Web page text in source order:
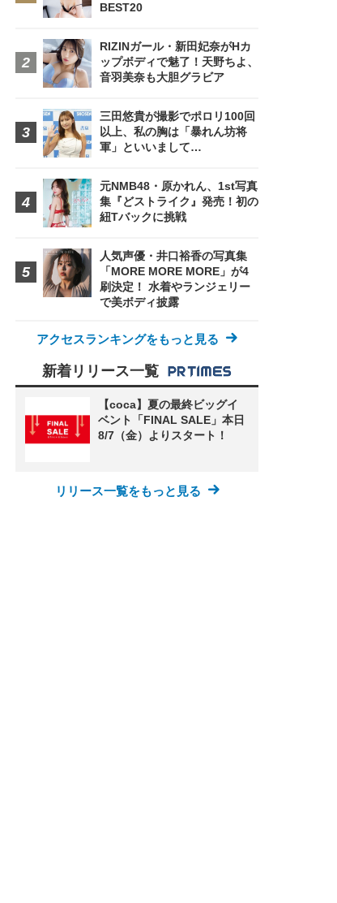
BEST20
RIZINガール・新田妃奈がHカ
ップボディで魅了！天野ちよ、
音羽美奈も大胆グラビア
三田悠貴が撮影でポロリ100回
以上、私の胸は「暴れん坊将
軍」といいまして…
元NMB48・原かれん、1st写真
集『どストライク』発売！初の
紐Tバックに挑戦
人気声優・井口裕香の写真集
「MORE MORE MORE」が4
刷決定！ 水着やランジェリー
で美ボディ披露
アクセスランキングをもっと見る
新着リリース一覧
【coca】夏の最終ビッグイ
ベント「FINAL SALE」本日
8/7（金）よりスタート！
リリース一覧をもっと見る